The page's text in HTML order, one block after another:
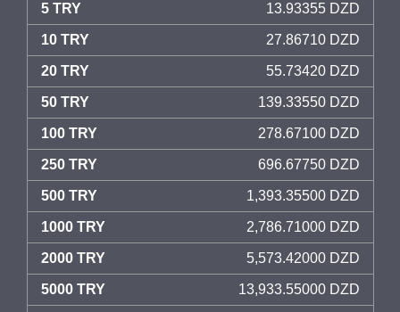
5 TRY 13.93355 DZD
10 TRY 27.86710 DZD
20 TRY 55.73420 DZD
50 TRY 139.33550 DZD
100 TRY 278.67100 DZD
250 TRY 696.67750 DZD
500 TRY 1,393.35500 DZD
1000 TRY 2,786.71000 DZD
2000 TRY 5,573.42000 DZD
5000 TRY 13,933.55000 DZD